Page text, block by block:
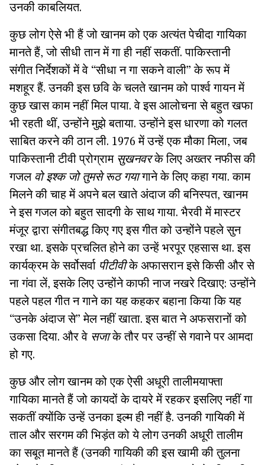
उनकी काबलियत.
कुछ लोग ऐसे भी हैं जो खानम को एक अत्यंत पेचीदा गायिका
मानते हैं, जो सीधी तान में गा ही नहीं सकतीं. पाकिस्तानी
संगीत निर्देशकों में वे “सीधा न गा सकने वाली” के रूप में
मशहूर हैं. उनकी इस छवि के चलते खानम को पार्श्व गायन में
कुछ खास काम नहीं मिल पाया. वे इस आलोचना से बहुत खफा
भी रहती थीं, उन्होंने मुझे बताया. उन्होंने इस धारणा को गलत
साबित करने की ठान ली. 1976 में उन्हें एक मौका मिला, जब
पाकिस्तानी टीवी प्रोग्राम सुखनवरके लिए अख्तर नफीस की
गजल वो इश्क जो तुमसे रूठ गयागाने के लिए कहा गया. काम
मिलने की चाह में अपने बल खाते अंदाज की बनिस्पत, खानम
ने इस गजल को बहुत सादगी के साथ गाया. भैरवी में मास्टर
मंजूर द्वारा संगीतबद्ध किए गए इस गीत को उन्होंने पहले सुन
रखा था. इसके प्रचलित होने का उन्हें भरपूर एहसास था. इस
कार्यक्रम के सर्वोसर्वा पीटीवीके अफासरान इसे किसी और से
ना गंवा लें, इसके लिए उन्होंने काफी नाज नखरे दिखाए: उन्होंने
पहले पहल गीत न गाने का यह कहकर बहाना किया कि यह
“उनके अंदाज से” मेल नहीं खाता. इस बात ने अफसरानों को
उकसा दिया. और वे सजाके तौर पर उन्हीं से गवाने पर आमदा
हो गए.
कुछ और लोग खानम को एक ऐसी अधूरी तालीमयाफ्ता
गायिका मानते हैं जो कायदों के दायरे में रहकर इसलिए नहीं गा
सकतीं क्योंकि उन्हें उनका इल्म ही नहीं है. उनकी गायिकी में
ताल और सरगम की भिड़ंत को ये लोग उनकी अधूरी तालीम
का सबूत मानते हैं (उनकी गायिकी की इस खामी की तुलना